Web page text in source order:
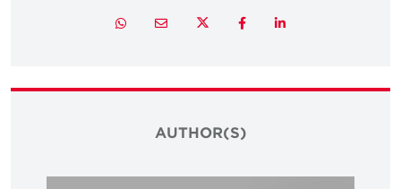
LinkedIn
Facebook
Twitter
Email
Whatsapp
AUTHOR(S)